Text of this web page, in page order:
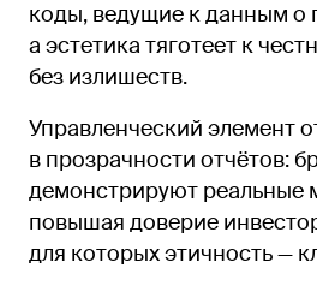
коды, ведущие к данным о
а эстетика тяготеет к
без излишеств.
Управленческий элемент
в прозрачности отчётов:
демонстрируют реальные
повышая доверие
для которых этичность —